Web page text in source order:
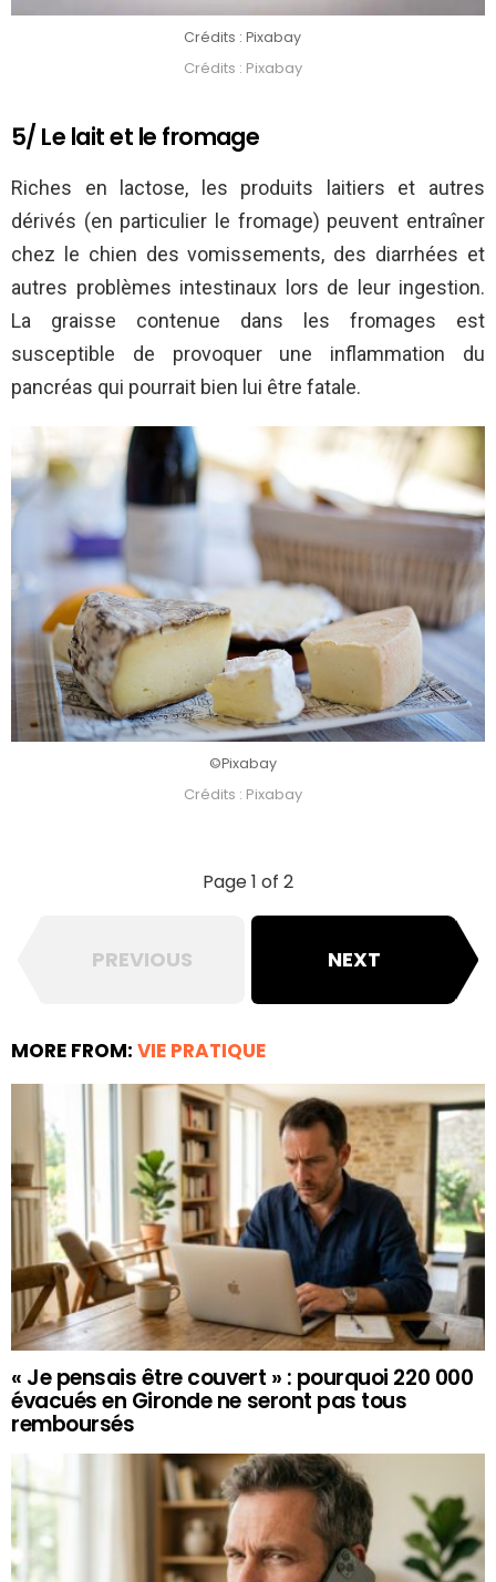
Crédits : Pixabay
Crédits : Pixabay
5/ Le lait et le fromage
Riches en lactose, les produits laitiers et autres
dérivés (en particulier le fromage) peuvent entraîner
chez le chien des vomissements, des diarrhées et
autres problèmes intestinaux lors de leur ingestion.
La graisse contenue dans les fromages est
susceptible de provoquer une inflammation du
pancréas qui pourrait bien lui être fatale.
©Pixabay
Crédits : Pixabay
Page 1 of 2
PREVIOUS NEXT
MORE FROM: VIE PRATIQUE
« Je pensais être couvert » : pourquoi 220 000
évacués en Gironde ne seront pas tous
remboursés